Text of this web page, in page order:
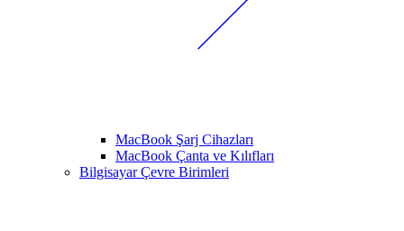
MacBook Şarj Cihazları
MacBook Çanta ve Kılıfları
Bilgisayar Çevre Birimleri